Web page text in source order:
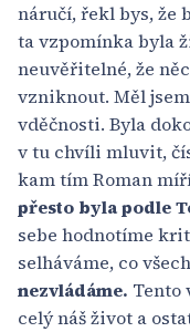
náručí, řekl bys, že
ta vzpomínka byla
neuvěřitelné, že
vzniknout. Měl
vděčnosti. Byla
v tu chvíli mluvit,
kam tím Roman
přesto byla podle
sebe hodnotíme
selháváme, co
nezvládáme.
celý náš život a